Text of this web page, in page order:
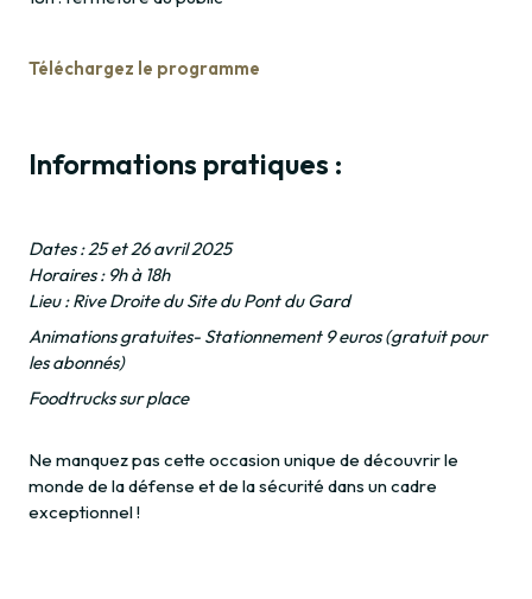
Téléchargez le programme
Informations pratiques :
Dates : 25 et 26 avril 2025
Horaires : 9h à 18h
Lieu : Rive Droite du Site du Pont du Gard
Animations gratuites- Stationnement 9 euros (gratuit pour
les abonnés)
Foodtrucks sur place
Ne manquez pas cette occasion unique de découvrir le
monde de la défense et de la sécurité dans un cadre
exceptionnel !